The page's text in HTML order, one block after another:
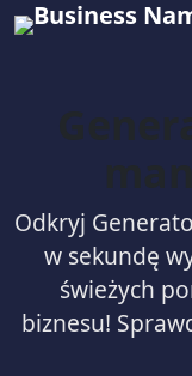
Odkryj
w sekundę
świeżych
biznesu!